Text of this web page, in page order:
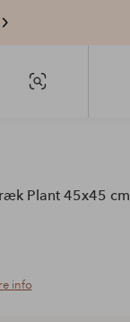
Billedsøgning
Plant 45x45 cm
info